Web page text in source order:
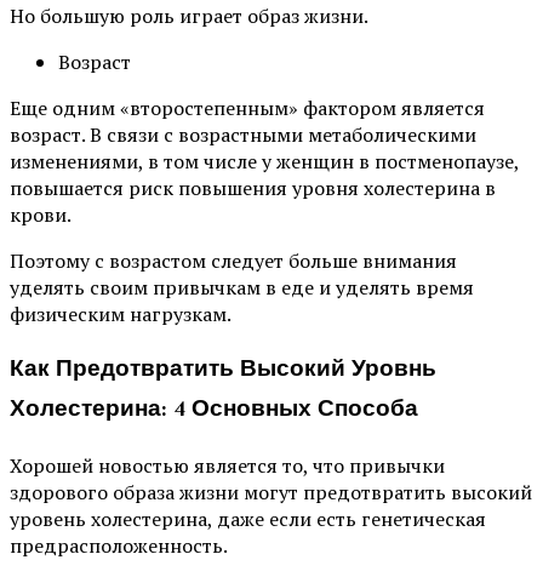
Но большую роль играет образ жизни.
Возраст
Еще одним «второстепенным» фактором является
возраст. В связи с возрастными метаболическими
изменениями, в том числе у женщин в постменопаузе,
повышается риск повышения уровня холестерина в
крови.
Поэтому с возрастом следует больше внимания
уделять своим привычкам в еде и уделять время
физическим нагрузкам.
Как Предотвратить Высокий Уровнь
Холестерина: 4 Основных Способа
Хорошей новостью является то, что привычки
здорового образа жизни могут предотвратить высокий
уровень холестерина, даже если есть генетическая
предрасположенность.